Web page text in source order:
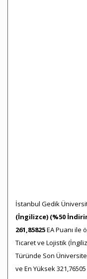
İstanbul Gedik
(İngilizce) (%50
261,85825EA Puanı ile
Ticaret ve Lojistik
Türünde Son Üniversite
ve En Yüksek